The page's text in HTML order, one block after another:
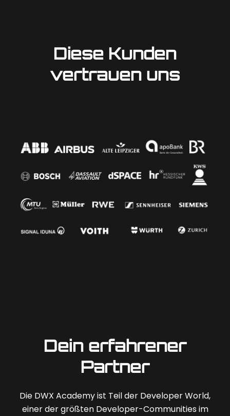
Diese Kunden
vertrauen uns
Dein erfahrener
Partner
Die DWX Academy ist Teil der Developer World,
einer der größten Developer-Communities im